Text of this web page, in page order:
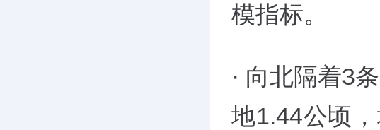
模指标。
· 向北隔着3
地1.44公顷